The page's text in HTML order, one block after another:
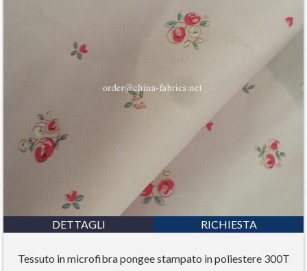
DETTAGLI RICHIESTA
Tessuto in microfibra pongee stampato in poliestere 300T